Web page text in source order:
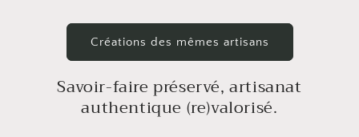
Créations des mêmes artisans
Savoir-faire préservé, artisanat
authentique (re)valorisé.